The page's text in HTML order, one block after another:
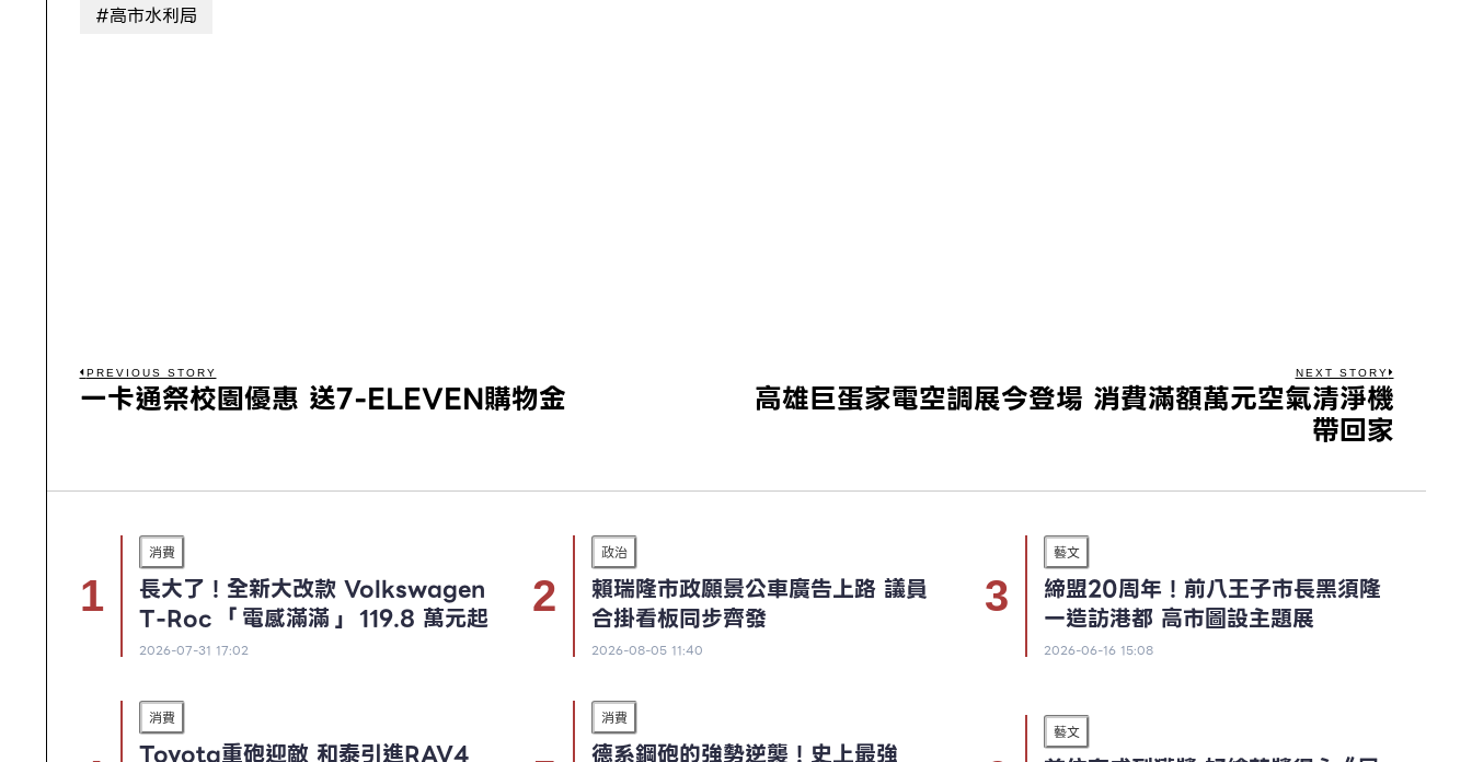
#高市水利局
PREVIOUS STORY
一卡通祭校園優惠 送7-ELEVEN購物金
NEXT STORY
高雄巨蛋家電空調展今登場 消費滿額萬元空氣清淨機
帶回家
消費
長大了！全新大改款 Volkswagen
T-Roc 「電感滿滿」 119.8 萬元起
2026-07-31 17:02
政治
賴瑞隆市政願景公車廣告上路 議員
合掛看板同步齊發
2026-08-05 11:40
藝文
締盟20周年！前八王子市長黑須隆
一造訪港都 高市圖設主題展
2026-06-16 15:08
消費
Toyota重砲迎敵 和泰引進RAV4
消費
德系鋼砲的強勢逆襲！史上最強
藝文